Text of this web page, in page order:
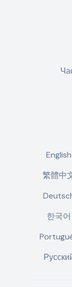
English
繁體中
한국어